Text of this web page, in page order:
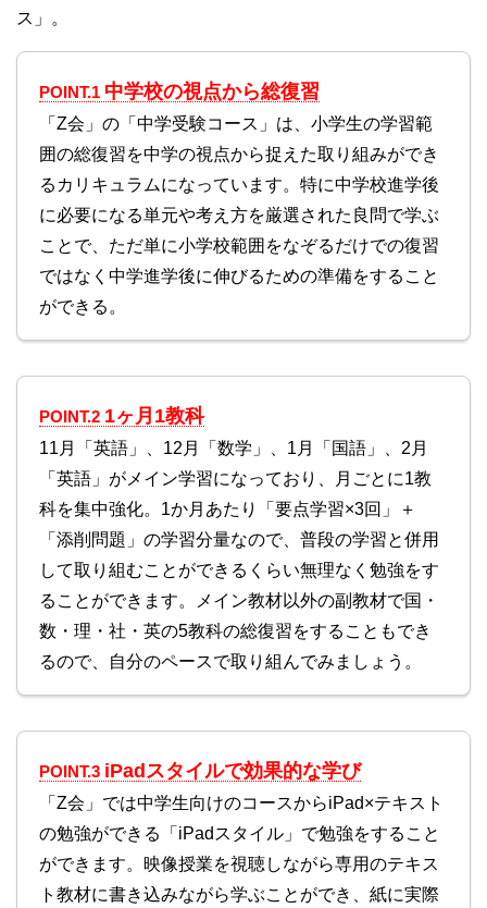
ス」。
POINT.1 中学校の視点から総復習
「Z会」の「中学受験コース」は、小学生の学習範
囲の総復習を中学の視点から捉えた取り組みができ
るカリキュラムになっています。特に中学校進学後
に必要になる単元や考え方を厳選された良問で学ぶ
ことで、ただ単に小学校範囲をなぞるだけでの復習
ではなく中学進学後に伸びるための準備をすること
ができる。
POINT.2 1ヶ月1教科
11月「英語」、12月「数学」、1月「国語」、2月
「英語」がメイン学習になっており、月ごとに1教
科を集中強化。1か月あたり「要点学習×3回」＋
「添削問題」の学習分量なので、普段の学習と併用
して取り組むことができるくらい無理なく勉強をす
ることができます。メイン教材以外の副教材で国・
数・理・社・英の5教科の総復習をすることもでき
るので、自分のペースで取り組んでみましょう。
POINT.3 iPadスタイルで効果的な学び
「Z会」では中学生向けのコースからiPad×テキスト
の勉強ができる「iPadスタイル」で勉強をすること
ができます。映像授業を視聴しながら専用のテキス
ト教材に書き込みながら学ぶことができ、紙に実際